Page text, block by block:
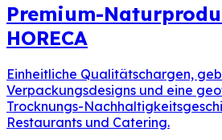
Premium-
HORECA
Einheitliche Qualitätschargen,
Verpackungsdesigns und eine
Trocknungs-
Restaurants und Catering.